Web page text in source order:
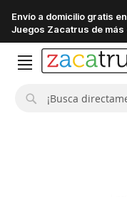
Envío a domicilio gratis
Juegos Zacatrus de más